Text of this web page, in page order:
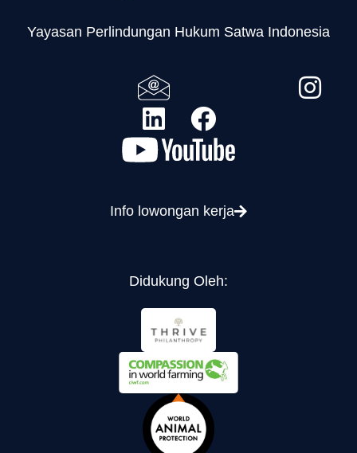
Yayasan Perlindungan Hukum Satwa Indonesia
Info lowongan kerja
Didukung Oleh: